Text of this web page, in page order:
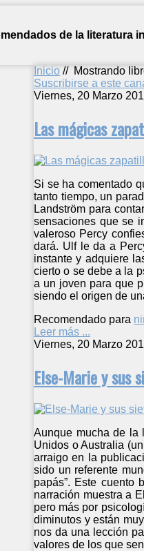
de la literatura
Inicio // Mostrando
Suscribirse a este
Viernes, 20 Marzo
Las mágicas
Si se ha comentado
tanto tiempo, un
Landström para
sensaciones que se
valeroso Percy
dará. Ulf le da a
instante y adquiere
cierto o se debe a la
a un joven para que
siendo el origen de
Recomendado para
Leer más ...
Viernes, 20 Marzo
Else-Marie y sus
Aunque mucha de la
Unidos o Australia
arraigo en la
sido un referente
papás”. Este cuento
narración muestra a
pero más por
diminutos y están
nos da una lección
valores de los que